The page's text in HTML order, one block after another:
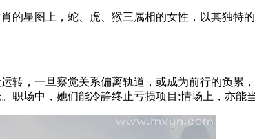
图上，蛇、虎、猴三属相的女性，以其独特的
，一旦察觉关系偏离轨道，或成为前行的负累
场中，她们能冷静终止亏损项目;情场上，亦能